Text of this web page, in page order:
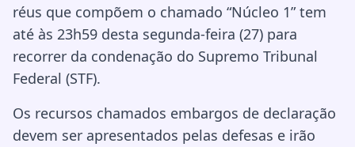
réus que compõem o chamado “Núcleo 1” tem
até às 23h59 desta segunda-feira (27) para
recorrer da condenação do Supremo Tribunal
Federal (STF).
Os recursos chamados embargos de declaração
devem ser apresentados pelas defesas e irão